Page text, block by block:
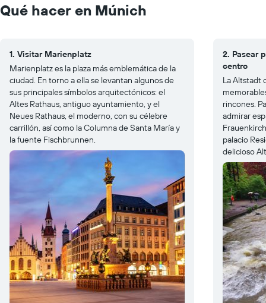
Qué hacer en Múnich
1. Visitar Marienplatz
Marienplatz es la plaza más emblemática de la
ciudad. En torno a ella se levantan algunos de
sus principales símbolos arquitectónicos: el
Altes Rathaus, antiguo ayuntamiento, y el
Neues Rathaus, el moderno, con su célebre
carrillón, así como la Columna de Santa María y
la fuente Fischbrunnen.
2. Pasear
centro
La Altstadt
rincones.
admirar
palacio
delicioso